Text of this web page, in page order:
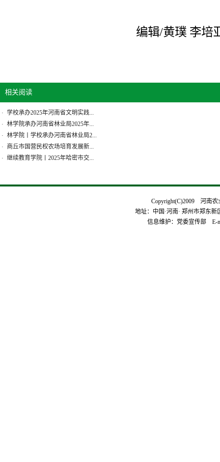
编辑/黄璞 李培
相关阅读
· 学校承办2025年河南省文明实践...
· 林学院承办河南省林业局2025年...
· 林学院丨学校承办河南省林业局2...
·
商丘市国营民权农场培育发展新...
· 继续教育学院丨2025年哈密市交...
Copyright(C)2009 河南
地址：中国·河南· 郑州市郑东
信息维护：党委宣传部 E-